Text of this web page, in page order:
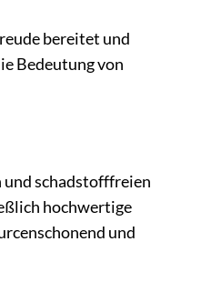
bereitet und
Bedeutung von
schadstofffreien
hochwertige
und